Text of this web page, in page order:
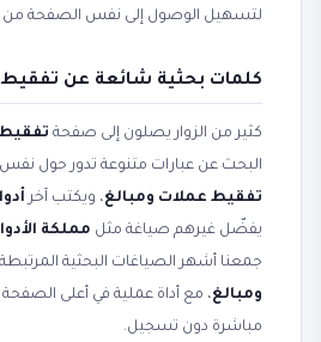
لتسهيل الوصول إلى نفس الصفحة من
كلمات بحثية شائعة عن تفقيط
كثير من الزوار يصلون إلى صفحة
البحث عن عبارات متنوعة تدور حول
تفقيط عملات ومبالغ، ويكتب آخر
يفضّل غيرهم صياغة مثل مملكة
جمعنا أشهر الصياغات البحثية المرتبطة
ومبالغ، مع أداة عملية في أعلى
مباشرة دون تسجيل.